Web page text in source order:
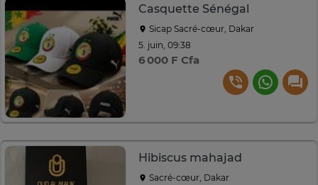
Casquette Sénégal
Sicap Sacré-cœur, Dakar
5. juin, 09:38
6 000 F Cfa
Hibiscus mahajad
Sacré-cœur, Dakar